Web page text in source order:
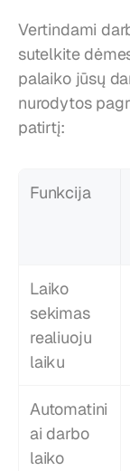
Vertindami
sutelkite
palaiko jūsų
nurodytos
patirtį:
Funkcija
Laiko
sekimas
realiuoju
laiku
Automatini
ai darbo
laiko